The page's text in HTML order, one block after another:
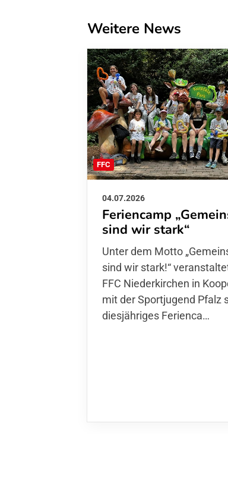
Weitere News
FFC
04.07.2026
Feriencamp
sind wir stark“
Unter dem Motto
wir stark!“ veranstaltete
Niederkirchen in
der Sportjugend Pfalz sein
diesjähriges Ferienca…